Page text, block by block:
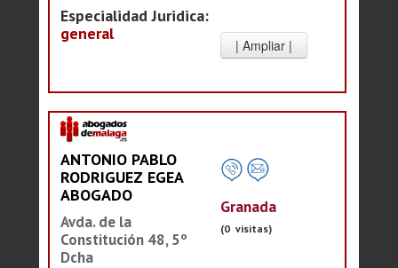
Especialidad Juridica:
general
ANTONIO PABLO
RODRIGUEZ EGEA
ABOGADO
Avda. de la
Constitución 48, 5º
Dcha
Granada
(0 visitas)